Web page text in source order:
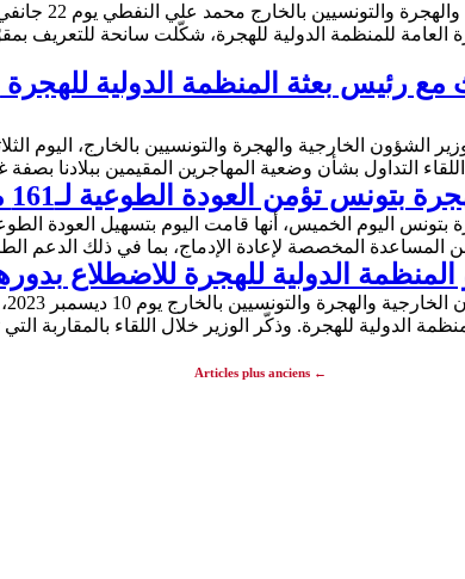
مع رئيس بعثة المنظمة الدولية
التداول بشأن وضعية المهاجرين المقيمين ببلادنا
تؤمن العودة الطوعية لـ161 مهاجرا من تونس إلى غامبيا
المساعدة المخصصة لإعادة الإدماج، بما في ذلك الدعم
الدولية للهجرة للاضطلاع
الدولية للهجرة. وذكّر الوزير خلال اللقاء بالمقاربة
←
Articles plus anciens